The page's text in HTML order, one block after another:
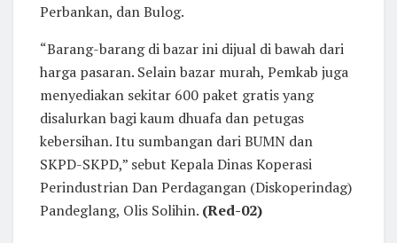
Perbankan, dan Bulog.
“Barang-barang di bazar ini dijual di bawah dari
harga pasaran. Selain bazar murah, Pemkab juga
menyediakan sekitar 600 paket gratis yang
disalurkan bagi kaum dhuafa dan petugas
kebersihan. Itu sumbangan dari BUMN dan
SKPD-SKPD,” sebut Kepala Dinas Koperasi
Perindustrian Dan Perdagangan (Diskoperindag)
Pandeglang, Olis Solihin. (Red-02)